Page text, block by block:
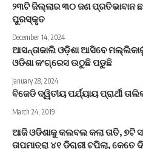
୨୩ଟି ଜିଲ୍ଲାର ୩୦ ଜଣ ପ୍ରତିଭାବାନ
ପୁରସ୍କୃତ
December 14, 2024
ଆସନ୍ତାକାଲି ଓଡ଼ିଶା ଆସିବେ
ଓଡିଶା କଂଗ୍ରେସ ଉଠୁଛି ପଡୁଛି
January 28, 2024
ବିଜେଡି ଦ୍ୱିତୀୟ ପର୍ଯ୍ୟାୟ ପ୍ରାର୍ଥୀ
March 24, 2019
ଆଜି ଓଡିଶାକୁ କଲବଲ କଲା ତାତି, ୭ଟି
ତାପମାତ୍ରା ୪୧ ଡ଼ିଗ୍ରୀ ଟପିଲା, କେତେ